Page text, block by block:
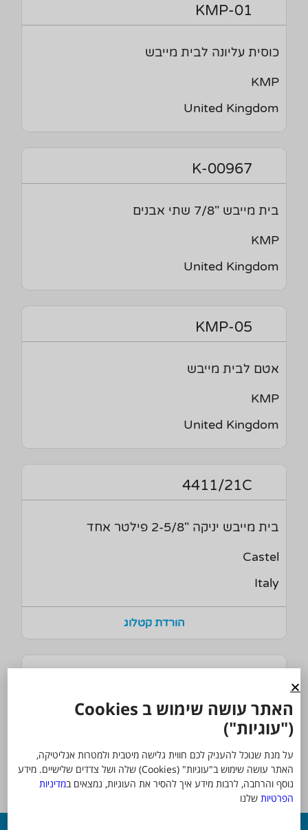
KMP-01
כוסית עליונה לבית מייבש
KMP
United Kingdom
K-00967
בית מייבש "7/8 שתי אבנים
KMP
United Kingdom
KMP-05
אטם לבית מייבש
KMP
United Kingdom
4411/21C
בית מייבש יניקה "2-5/8 פילטר אחד
Castel
Italy
הורדת קטלוג
אבן ייבוש לשריפה 48-DA
Danfoss
Denmark
האתר עושה שימוש ב Cookies
("עוגיות")
על מנת שנוכל להעניק לכם חווית גלישה מיטבית ולמטרות אנליטיקה,
האתר עושה שימוש ב"עוגיות" (Cookies) שלה ושל צדדים שלישיים. מידע
נוסף והרחבה, לרבות מידע איך להסיר את העוגיות, נמצאים במדיניות
הפרטיות שלנו